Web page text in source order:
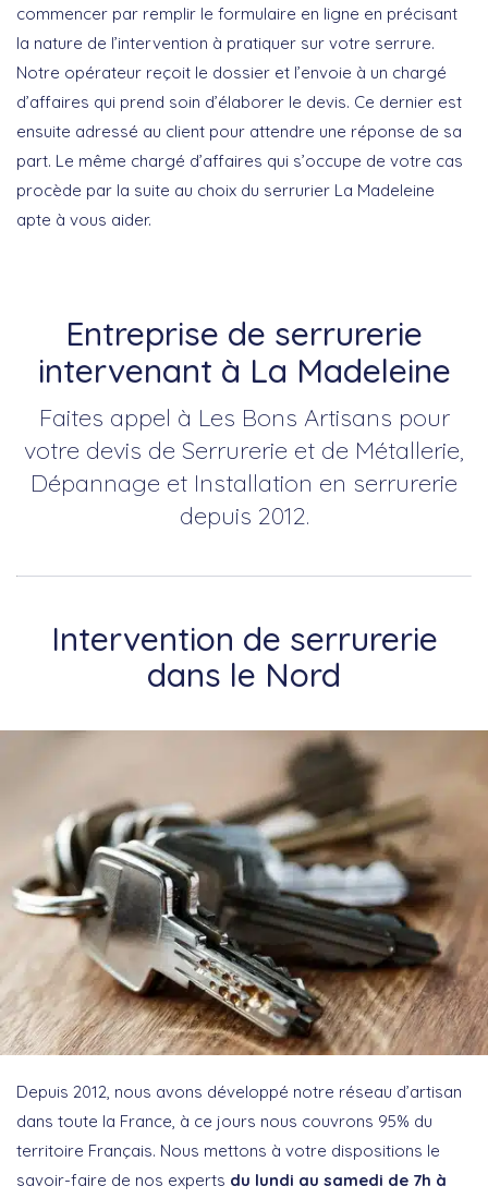
commencer par remplir le formulaire en ligne en précisant
la nature de l’intervention à pratiquer sur votre serrure.
Notre opérateur reçoit le dossier et l’envoie à un chargé
d’affaires qui prend soin d’élaborer le devis. Ce dernier est
ensuite adressé au client pour attendre une réponse de sa
part. Le même chargé d’affaires qui s’occupe de votre cas
procède par la suite au choix du serrurier La Madeleine
apte à vous aider.
Entreprise de serrurerie
intervenant à La Madeleine
Faites appel à Les Bons Artisans pour
votre devis de Serrurerie et de Métallerie,
Dépannage et Installation en serrurerie
depuis 2012.
Intervention de serrurerie
dans le Nord
Depuis 2012, nous avons développé notre réseau d’artisan
dans toute la France, à ce jours nous couvrons 95% du
territoire Français. Nous mettons à votre dispositions le
savoir-faire de nos experts du lundi au samedi de 7h à